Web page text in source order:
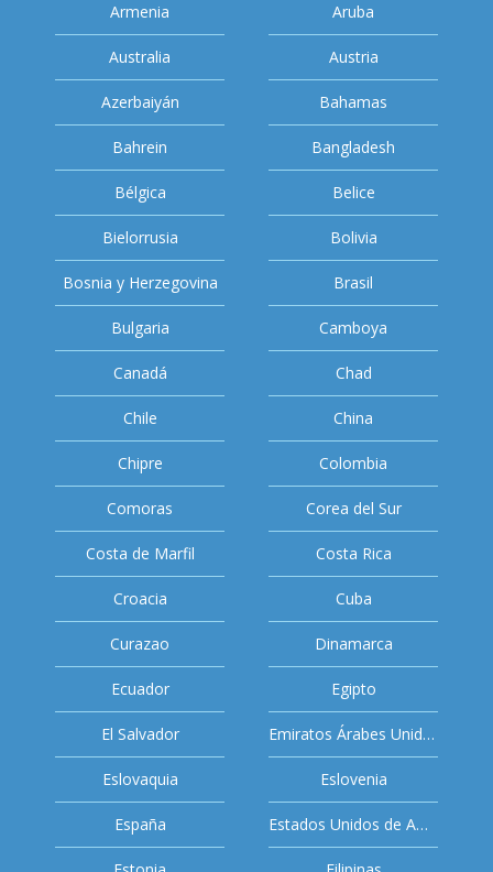
Armenia Aruba
Australia Austria
Azerbaiyán Bahamas
Bahrein Bangladesh
Bélgica Belice
Bielorrusia Bolivia
Bosnia y Herzegovina Brasil
Bulgaria Camboya
Canadá Chad
Chile China
Chipre Colombia
Comoras Corea del Sur
Costa de Marfil Costa Rica
Croacia Cuba
Curazao Dinamarca
Ecuador Egipto
El Salvador Emiratos Árabes Unidos
Eslovaquia Eslovenia
España Estados Unidos de América